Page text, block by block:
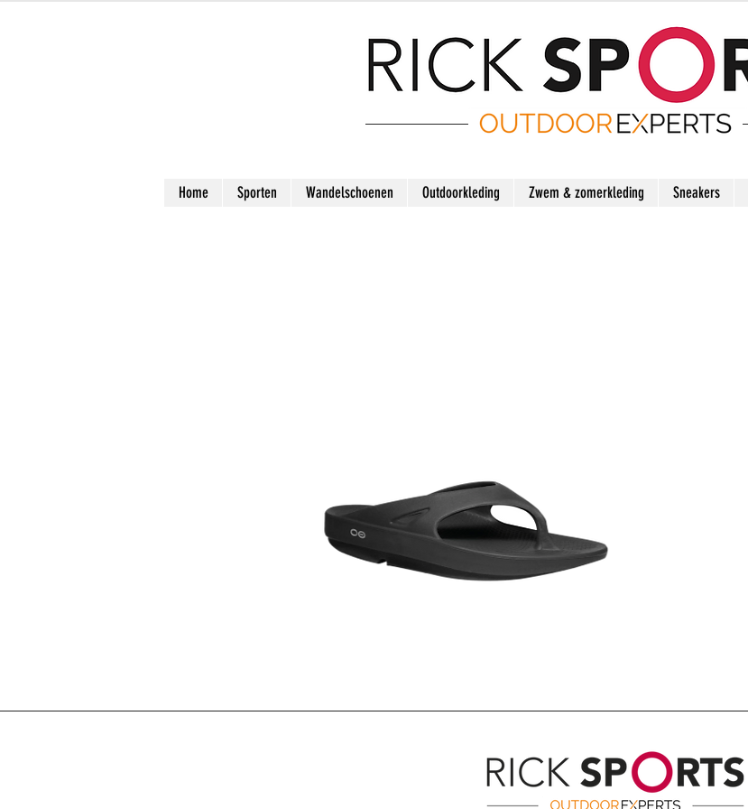
Home Sporten Wandelschoenen Outdoorkleding Zwem & zomerkleding Sneakers